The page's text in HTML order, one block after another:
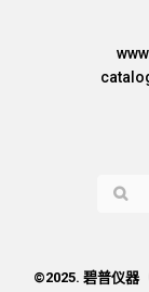
©2025. 碧普仪器